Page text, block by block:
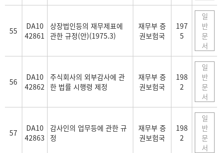
55
DA10
42861
상장법인등의 재무제표에
관한 규정(안)(1975.3)
재무부 증
권보험국
197
5
일
반
문
서
56
DA10
42862
주식회사의 외부감사에 관
한 법률 시행령 제정
재무부 증
권보험국
198
2
일
반
문
서
57
DA10
42863
감사인의 업무등에 관한 규
정
재무부 증
권보험국
198
2
일
반
문
서